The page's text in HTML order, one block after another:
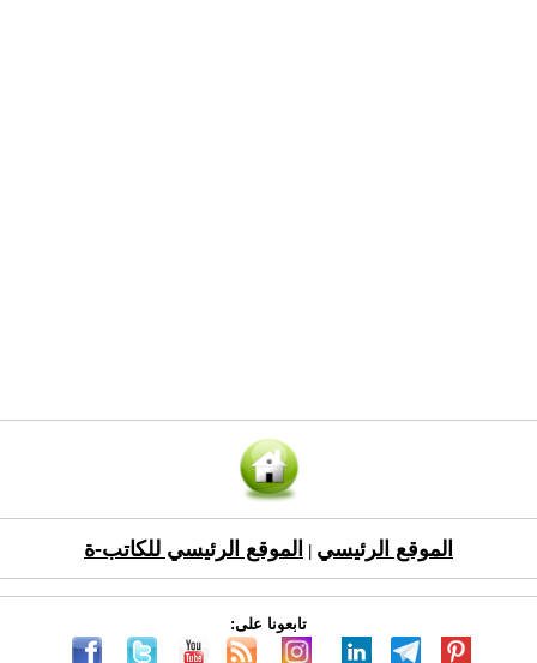
الموقع الرئيسي الموقع الرئيسي للكاتب-ة
تابعونا على: